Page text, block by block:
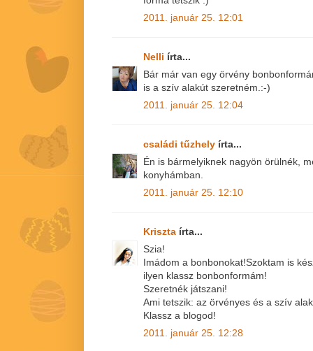
2011. január 25. 12:01
Nelli írta...
Bár már van egy örvény
is a szív alakút szeretném.:-)
2011. január 25. 12:04
családi tűzhely írta...
Én is bármelyiknek nagyön örülnék,
konyhámban.
2011. január 25. 12:10
Kriszta írta...
Szia!
Imádom a bonbonokat!Szoktam is
ilyen klassz bonbonformám!
Szeretnék játszani!
Ami tetszik: az örvényes és a szív
Klassz a blogod!
2011. január 25. 12:28